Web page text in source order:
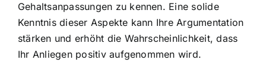
Gehaltsanpassungen zu kennen. Eine solide
Kenntnis dieser Aspekte kann Ihre Argumentation
stärken und erhöht die Wahrscheinlichkeit, dass
Ihr Anliegen positiv aufgenommen wird.